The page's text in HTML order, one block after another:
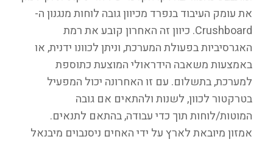
את עומק העיבוד בנפרד מכיוון גובה לוחות מנגנון ה-
Crushboard. כיוון זה האחרון קובע את רמת
האגרסיביות בפעולת המערכת, וניתן לכוונו ידנית, או
באמצעות משאבה הידראולי המוצעת כתוספת
למערכת, בתשלום. עם זו האחרונה יכול המפעיל
בטרקטור לכוון, לשנות ולהתאים אם גובה
המוטות/לוחות תוך כדי עבודה, בהתאם לתנאים.
אמזון מיובאת לארץ על ידי האחים ניסנבוים מיבנאל